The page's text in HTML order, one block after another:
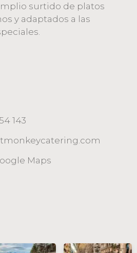
surtido de platos
y adaptados a las
143
Maps